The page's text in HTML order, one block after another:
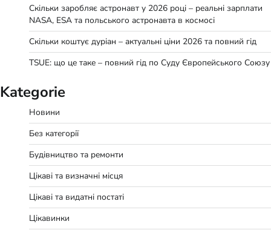
Скільки заробляє астронавт у 2026 році – реальні зарплати
NASA, ESA та польського астронавта в космосі
Скільки коштує дуріан – актуальні ціни 2026 та повний гід
TSUE: що це таке – повний гід по Суду Європейського Союзу
Kategorie
Новини
Без категорії
Будівництво та ремонти
Цікаві та визначні місця
Цікаві та видатні постаті
Цікавинки